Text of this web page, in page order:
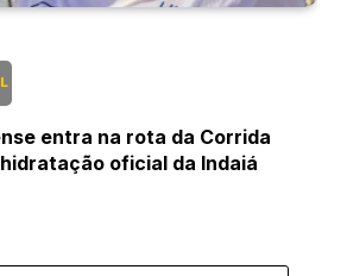
entra na rota da Corrida
oficial da Indaiá